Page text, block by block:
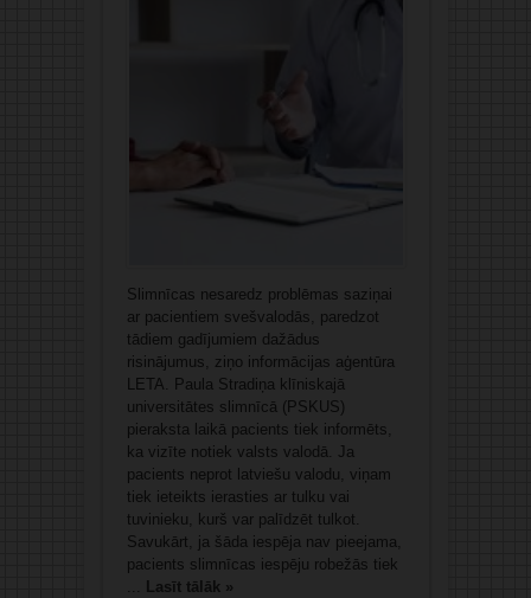
Slimnīcas nesaredz problēmas saziņai
ar pacientiem svešvalodās, paredzot
tādiem gadījumiem dažādus
risinājumus, ziņo informācijas aģentūra
LETA. Paula Stradiņa klīniskajā
universitātes slimnīcā (PSKUS)
pieraksta laikā pacients tiek informēts,
ka vizīte notiek valsts valodā. Ja
pacients neprot latviešu valodu, viņam
tiek ieteikts ierasties ar tulku vai
tuvinieku, kurš var palīdzēt tulkot.
Savukārt, ja šāda iespēja nav pieejama,
pacients slimnīcas iespēju robežās tiek
... Lasīt tālāk »